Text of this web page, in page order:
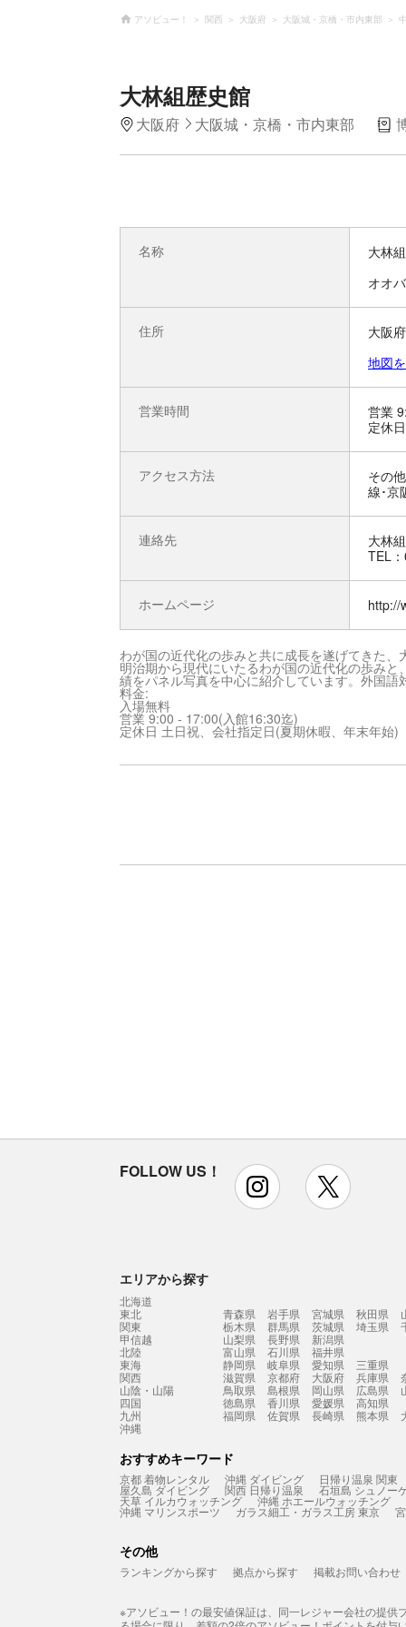
アソビュー！ 関西 大阪府 大阪城・京橋・市内東部
大林組歴史館
大阪府 大阪城・京橋・市内東部
名称
大林
オオ
住所
大阪
地図
営業時間
営業
定休
アクセス方法
その
線･京
連絡先
大林
TEL
ホームページ http://
わが国の近代化の歩みと共に成長を遂げてきた、
明治期から現代にいたるわが国の近代化の歩み
績をパネル写真を中心に紹介しています。外国語
料金:
入場無料
営業 9:00 - 17:00(入館16:30迄)
定休日 土日祝、会社指定日(夏期休暇、年末年始)
FOLLOW US！ instagram
エリアから探す
北海道
東北
青森県 岩手県 宮城県 秋田県
関東
栃木県 群馬県 茨城県 埼玉県
甲信越
山梨県 長野県
新潟県
北陸
富山県 石川県
福井県
東海
静岡県 岐阜県 愛知県
三重県
関西
滋賀県 京都府 大阪府 兵庫県
山陰・山陽
鳥取県 島根県 岡山県 広島県
四国
徳島県 香川県 愛媛県
高知県
九州
福岡県 佐賀県 長崎県 熊本県
沖縄
おすすめキーワード
京都 着物レンタル 沖縄 ダイビング 日帰り温泉 関東
屋久島 ダイビング 関西 日帰り温泉 石垣島 シュノー
天草 イルカウォッチング 沖縄 ホエールウォッチング
沖縄 マリンスポーツ ガラス細工・ガラス工房 東京
その他
ランキングから探す 拠点から探す 掲載お問い合わせ
※アソビュー！の最安値保証は、同一レジャー会社の提